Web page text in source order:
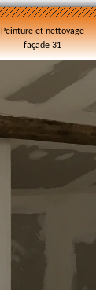
Peinture et nettoyage
façade 31